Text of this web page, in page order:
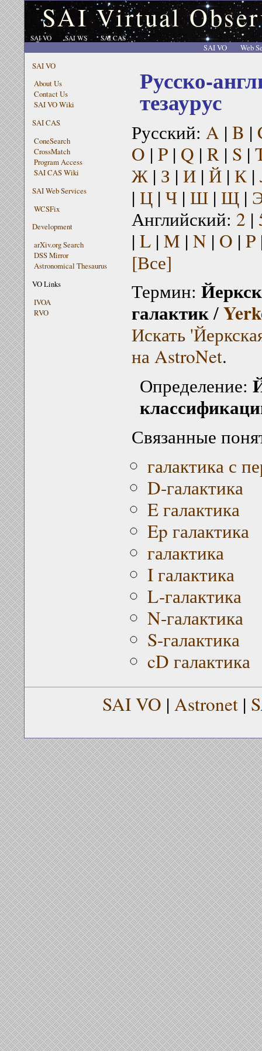
SAI Virtual
SAI VO SAI WS SAI CAS
SAI VO
Web
SAI VO
About Us
Contact Us
SAI VO Wiki
SAI CAS
ConeSearch
CrossMatch
Program Access
SAI CAS Wiki
SAI Web Services
WCSFix
Development
arXiv.org Search
DSS Mirror
Astronomical Thesaurus
VO Links
IVOA
RVO
Русско-
тезаурус
Русский: A | B |
O | P| Q | R| S |
Ж| З | И| Й| К|
| Ц| Ч| Ш| Щ|
Английский: 2 |
| L| M | N | O | P
[Все]
Термин:
галактик/
Искать
на AstroNet.
Определение:
Связанные
галактика с
D-галактика
E галактика
Ep галактика
галактика
I галактика
L-галактика
N-галактика
S-галактика
cD галактика
SAI VO | Astronet |